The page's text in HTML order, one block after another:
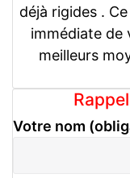
déjà rigides .
immédiate de
meilleurs
Votre nom